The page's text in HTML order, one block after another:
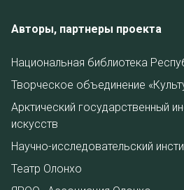
Авторы, партнеры проекта
Национальная библиотека
Творческое объединение
Арктический государственный
искусств
Научно-исследовательский
Театр Олонхо